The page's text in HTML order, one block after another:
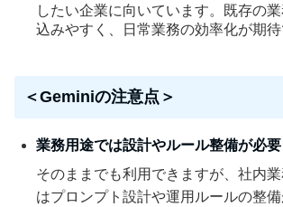
したい企業に向いています。既存の
込みやすく、日常業務の効率化が期待
＜Geminiの注意点＞
業務用途では設計やルール整備が必要
そのままでも利用できますが、社内
はプロンプト設計や運用ルールの整